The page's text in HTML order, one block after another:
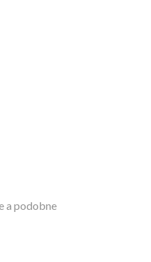
a podobne